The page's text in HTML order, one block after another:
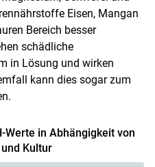
Eisen, Mangan
Bereich besser
schädliche
in Lösung und wirken
kann dies sogar zum
Werte in Abhängigkeit von
Kultur